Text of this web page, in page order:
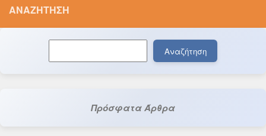
ΑΝΑΖΉΤΗΣΗ
Αναζήτηση
Πρόσφατα Άρθρα